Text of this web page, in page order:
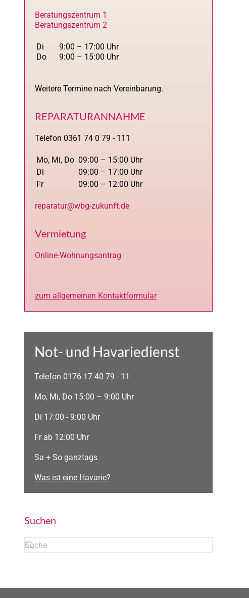
Beratungszentrum 1
Beratungszentrum 2
Di
Do
9:00 – 17:00 Uhr
9:00 – 15:00 Uhr
Weitere Termine nach Vereinbarung.
REPARATURANNAHME
Telefon 0361 74 0 79 - 111
Mo, Mi, Do 09:00 – 15:00 Uhr
Di
09:00 – 17:00 Uhr
Fr
09:00 – 12:00 Uhr
reparatur@wbg-zukunft.de
Vermietung
Online-Wohnungsantrag
zum allgemeinen Kontaktformular
Not- und Havariedienst
Telefon 0176 17 40 79 - 11
Mo, Mi, Do 15:00 – 9:00 Uhr
Di 17:00 - 9:00 Uhr
Fr ab 12:00 Uhr
Sa + So ganztags
Was ist eine Havarie?
Suchen